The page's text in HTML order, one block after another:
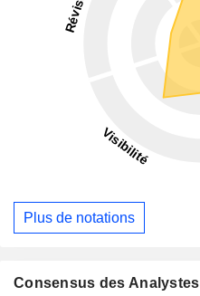
Plus de notations
Consensus des Analystes